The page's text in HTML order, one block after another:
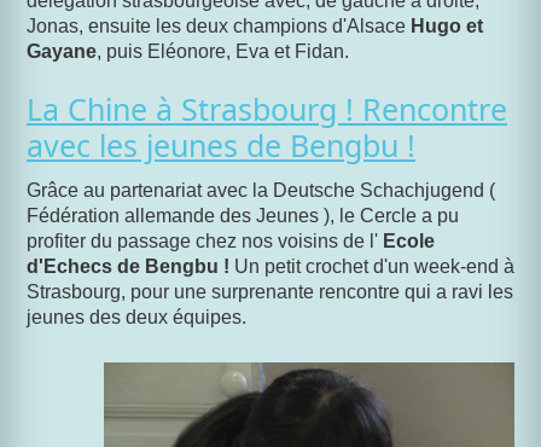
Jonas, ensuite les deux champions d'Alsace Hugo et
Gayane, puis Eléonore, Eva et Fidan.
La Chine à Strasbourg ! Rencontre
avec les jeunes de Bengbu !
Grâce au partenariat avec la Deutsche Schachjugend (
Fédération allemande des Jeunes ), le Cercle a pu
profiter du passage chez nos voisins de l' Ecole
d'Echecs de Bengbu ! Un petit crochet d'un week-end à
Strasbourg, pour une surprenante rencontre qui a ravi les
jeunes des deux équipes.